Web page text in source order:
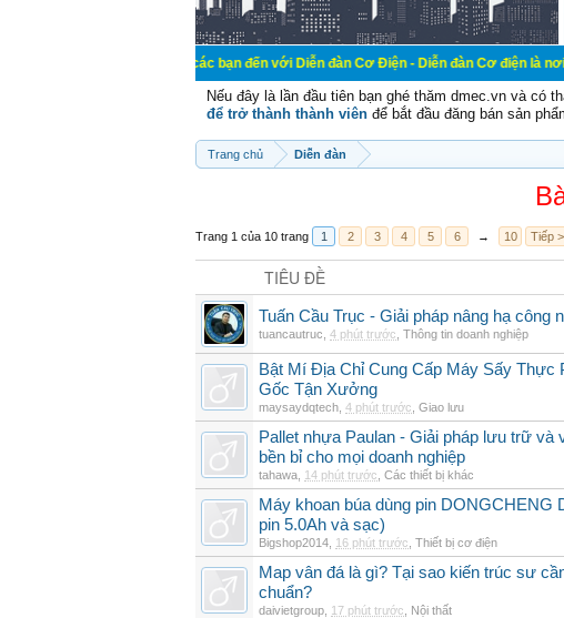
Chào mừng các bạn đến với Diễn đàn Cơ Điện - Diễn đàn Cơ điện là nơi chia sẽ
Nếu đây là lần đầu tiên bạn ghé thăm dmec.vn và có
để trở thành thành viên để bắt đầu đăng bán sản
Trang chủ Diễn đàn
Trang 1 của 10 trang 1 2 3 4 5 6 → 10 Tiếp >
TIÊU ĐỀ
Tuấn Cầu Trục - Giải pháp nâng hạ công
tuancautruc 4 phút trước Thông tin doanh nghiệp
Bật Mí Địa Chỉ Cung Cấp Máy Sấy Thực
Gốc Tận Xưởng
maysaydqtech 4 phút trước Giao lưu
Pallet nhựa Paulan - Giải pháp lưu trữ và
bền bỉ cho mọi doanh nghiệp
tahawa 14 phút trước Các thiết bị khác
Máy khoan búa dùng pin DONGCHENG
pin 5.0Ah và sạc)
Bigshop2014 16 phút trước Thiết bị cơ điện
Map vân đá là gì? Tại sao kiến trúc sư
chuẩn?
daivietgroup 17 phút trước Nội thất